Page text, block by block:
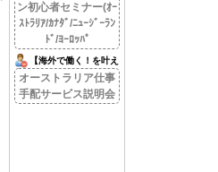
ン初心者セミナー(ｵｰ
ｽﾄﾗﾘｱ/ｶﾅﾀﾞ/ﾆｭｰｼﾞｰﾗﾝ
ﾄﾞ/ﾖｰﾛｯﾊﾟ
【海外で働く！を叶え
る。】
オーストラリア仕事
手配サービス説明会